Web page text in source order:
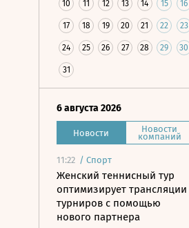
10 11 12 13 14 15 16
17 18 19 20 21 22 23
24 25 26 27 28 29 30
31
6 августа 2026
Новости Новости
компаний
11:22 / Спорт
Женский теннисный тур
оптимизирует трансляции
турниров с помощью
нового партнера